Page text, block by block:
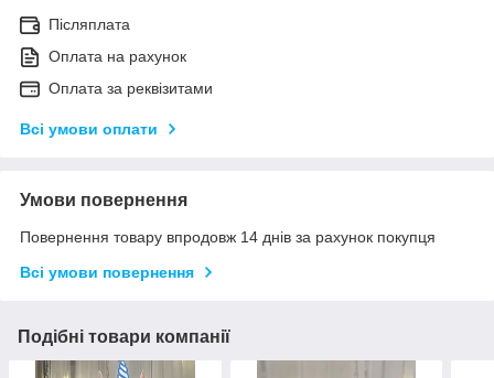
Післяплата
Оплата на рахунок
Оплата за реквізитами
Всі умови оплати
Умови повернення
Повернення товару впродовж 14 днів за рахунок покупця
Всі умови повернення
Подібні товари компанії